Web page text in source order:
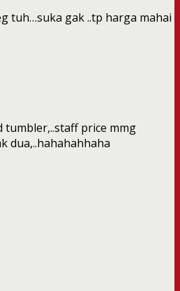
tuh…suka gak ..tp harga mahai
tumbler,..staff price mmg
dua,..hahahahhaha